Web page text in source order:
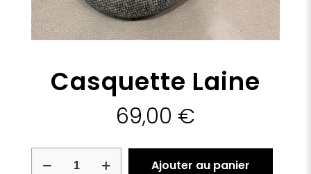
Casquette Laine
69,00 €
Ajouter au panier